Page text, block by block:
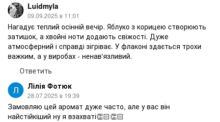
Luidmyla
09.09.2025 в 11:01
Нагадує теплий осінній вечір. Яблуко з корицею створюють
затишок, а хвойні ноти додають свіжості. Дуже
атмосферний і справді зігріває. У флаконі здається трохи
важким, а у виробах - ненав'язливий.
Ответить
Лілія Фотюк
28.07.2025 в 19:39
Замовляю цей аромат дуже часто, але у вас він
найстійкіший ну я взахваті👏🏻👏🏻